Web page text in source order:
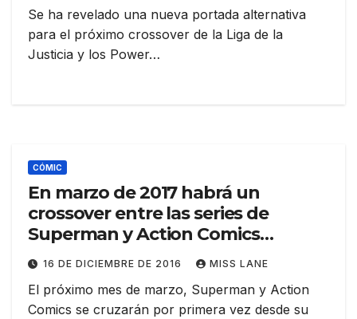
Se ha revelado una nueva portada alternativa
para el próximo crossover de la Liga de la
Justicia y los Power…
CÓMIC
En marzo de 2017 habrá un
crossover entre las series de
Superman y Action Comics
titulado “Superman Reborn”
16 DE DICIEMBRE DE 2016 MISS LANE
El próximo mes de marzo, Superman y Action
Comics se cruzarán por primera vez desde su